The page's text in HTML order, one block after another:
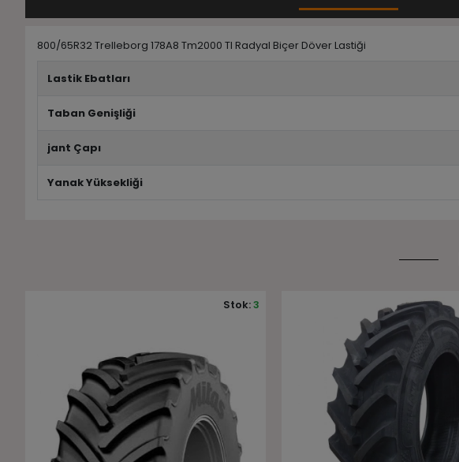
800/65R32 Trelleborg 178A8 Tm2000 Tl Radyal Biçer Döver Lastiği
Lastik Ebatları
Taban Genişliği
jant Çapı
Yanak Yüksekliği
Stok:4